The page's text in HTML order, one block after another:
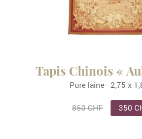
Tapis Chinois «
Pure laine - 2,75 x
850 CHF 350